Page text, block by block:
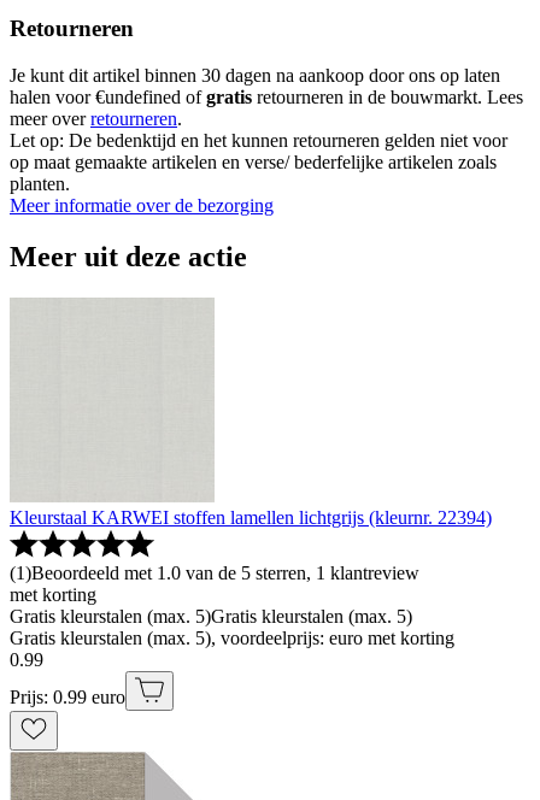
Retourneren
Je kunt dit artikel binnen 30 dagen na aankoop door ons op laten
halen voor €undefined ofgratis retourneren in de bouwmarkt. Lees
meer overretourneren.
Let op: De bedenktijd en het kunnen retourneren gelden niet voor
op maat gemaakte artikelen en verse/ bederfelijke artikelen zoals
planten.
Meer informatie over de bezorging
Meer uit deze actie
Kleurstaal KARWEI stoffen lamellen lichtgrijs (kleurnr. 22394)
(1)Beoordeeld met 1.0 van de 5 sterren, 1 klantreview
met korting
Gratis kleurstalen (max. 5)Gratis kleurstalen (max. 5)
Gratis kleurstalen (max. 5), voordeelprijs: euro met korting
0.99
Prijs: 0.99 euro